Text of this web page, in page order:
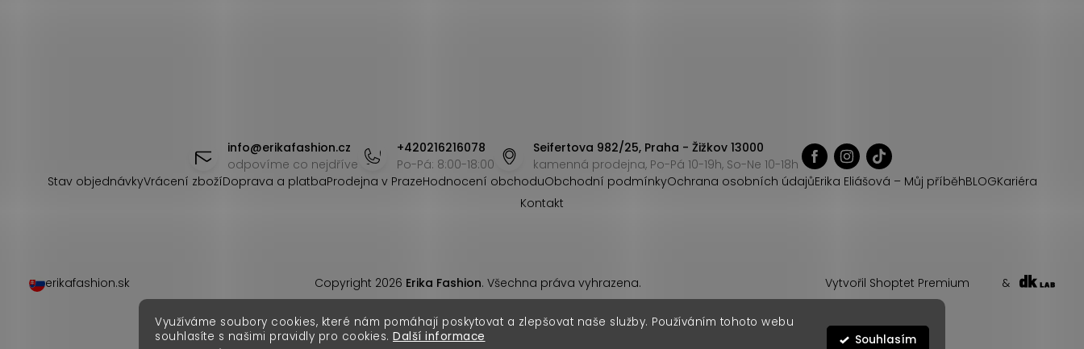
Využíváme soubory cookies, které nám pomáhají poskytovat a zlepšovat naše služby. Používáním tohoto webu
souhlasíte s našimi pravidly pro cookies. Další informace Souhlasím
info@erikafashion.cz
odpovíme co nejdříve
+420216216078
Po-Pá: 8:00-18:00
Seifertova 982/25, Praha - Žižkov 13000
kamenná prodejna, Po-Pá 10-19h, So-Ne 10-18h
Stav objednávkyVrácení zbožíDoprava a platbaProdejna v PrazeHodnocení obchoduObchodní podmínkyOchrana osobních údajůErika Eliášová – Můj příběhBLOGKariéra
Kontakt
Vytvořil Shoptet Premium &
Copyright 2026 Erika Fashion. Všechna práva vyhrazena.
erikafashion.sk